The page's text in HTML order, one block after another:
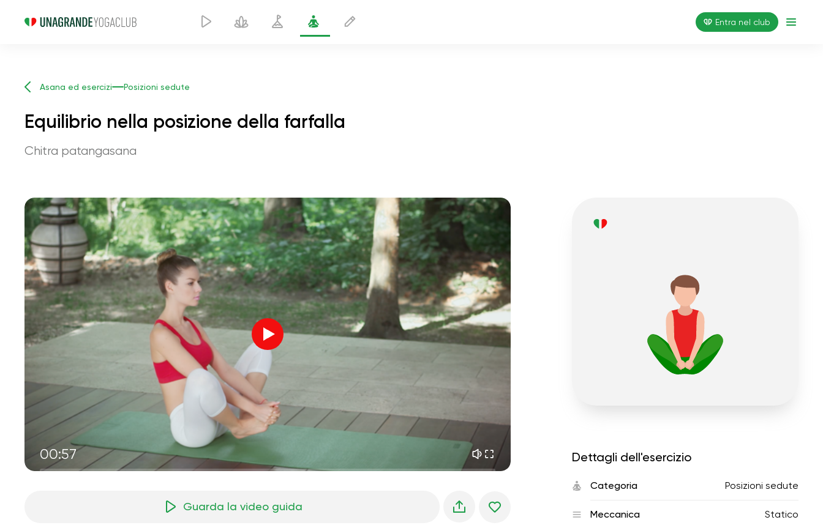
Entra nel club
Asana ed esercizi Posizioni sedute
Equilibrio nella posizione della farfalla
Chitra patangasana
00:57
Voce dell'istruttore
volo dell'anima 01:44
pace interiore 01:27
sogni mattutini 01:34
freschezza della foresta 05:00
pioggia estiva
silenzio di montagna 02:00
la voce del vento 02:00
02:00
Guarda la video guida
Dettagli dell'esercizio
Categoria Posizioni sedute
Meccanica Statico